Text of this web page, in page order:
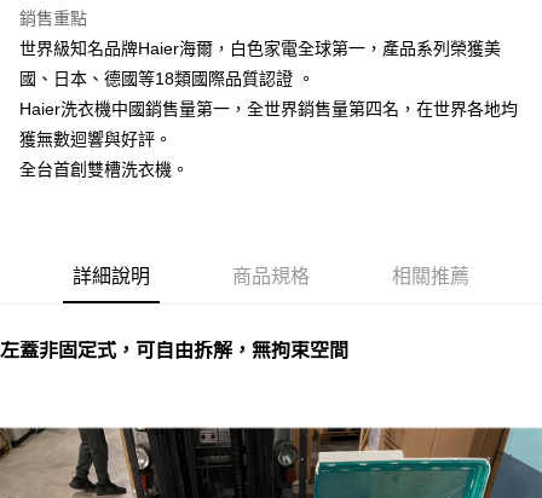
AFTEE先享後付是「在收到商品之後才付款」的支付方式。 讓您購物簡單
便利好安心！
１．簡單：不需註冊會員、不需綁卡、不需儲值。
２．便利：只要手機號碼，簡訊認證，即可結帳。
３．安心：先確認商品／服務後，再付款。
【「AFTEE先享後付」結帳流程】
１．於結帳方式選擇「AFTEE先享後付」後，將跳轉至「AFTEE先享後付」
結帳頁面，進行簡訊認證並確認金額後，即可完成結帳。
※ 請注意：結帳手續完成當下不需立刻繳費，但若您需要取消訂單，請聯絡
是否繳費成功／繳費後需取消欲退款等相關疑問，請聯繫「AFTEE先享後付
【注意事項】
１．透過由恩沛科技股份有限公司提供之「AFTEE先享後付」服務完成之交
易，需依本服務之必要範圍內提供個人資料，並將交易相關給付款項請求債
權轉讓予恩沛科技股份有限公司。
運送方式
宅配(請注意配件不含在免運內)
免運費
銷售重點
世界級知名品牌Haier海爾，白色家電全球第一，產品系列榮獲美
國、日本、德國等18類國際品質認證 。
Haier洗衣機中國銷售量第一，全世界銷售量第四名，在世界各地均
獲無數迴響與好評。
全台首創雙槽洗衣機。
詳細說明 商品規格 相關推薦
左蓋非固定式，可自由拆解，無拘束空間